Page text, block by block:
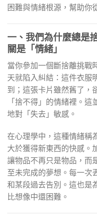
困難與情緒根源，幫助你
一、我們為什麼總是
關是「情緒」
當你參加一個斷捨離挑戰
天就陷入糾結：這件衣服
到；這張卡片雖然舊了，
「捨不得」的情緒裡。
地對「失去」敏感。
在心理學中，這種情緒稱
大於獲得新東西的快感。
讓物品不再只是物品，而
至未完成的夢想。每一次
和某段過去告別。這也是
比想像中還困難。